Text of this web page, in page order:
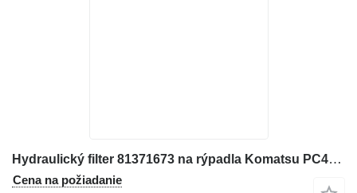
Hydraulický filter 81371673 na rýpadla Komatsu PC4000
Cena na požiadanie